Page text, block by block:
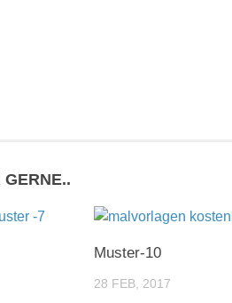
GERNE..
Muster-10
28 FEB, 2017